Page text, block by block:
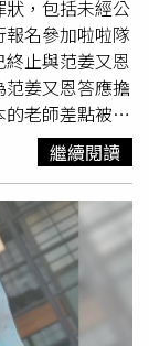
障自身權益。
，包括未經公
名參加啦啦隊
止與范姜又恩
姜又恩答應擔
的老師差點被咎
的介紹已被刪
前AKB48 Team
本的介紹中，
為「超級舞
在Threads上發
，覺得她是適
距離太遠為
要求，在上課
繼續閱讀